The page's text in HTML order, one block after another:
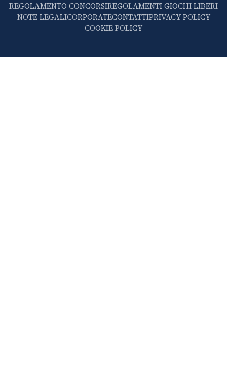
REGOLAMENTO CONCORSIREGOLAMENTI GIOCHI LIBERI
NOTE LEGALICORPORATECONTATTIPRIVACY POLICY
COOKIE POLICY